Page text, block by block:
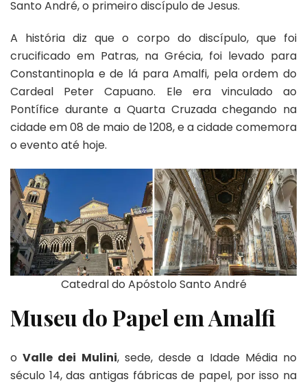
Santo André, o primeiro discípulo de Jesus.
A história diz que o corpo do discípulo, que foi
crucificado em Patras, na Grécia, foi levado para
Constantinopla e de lá para Amalfi, pela ordem do
Cardeal Peter Capuano. Ele era vinculado ao
Pontífice durante a Quarta Cruzada chegando na
cidade em 08 de maio de 1208, e a cidade comemora
o evento até hoje.
Catedral do Apóstolo Santo André
Museu do Papel em Amalfi
oValle dei Mulini, sede, desde a Idade Média no
século 14, das antigas fábricas de papel, por isso na